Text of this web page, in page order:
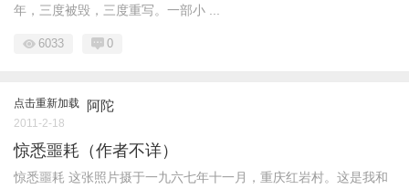
年，三度被毁，三度重写。一部小 ...
6033 0
点击重新加载 阿陀
2011-2-18
惊悉噩耗（作者不详）
惊悉噩耗 这张照片摄于一九六七年十一月，重庆红岩村。这是我和